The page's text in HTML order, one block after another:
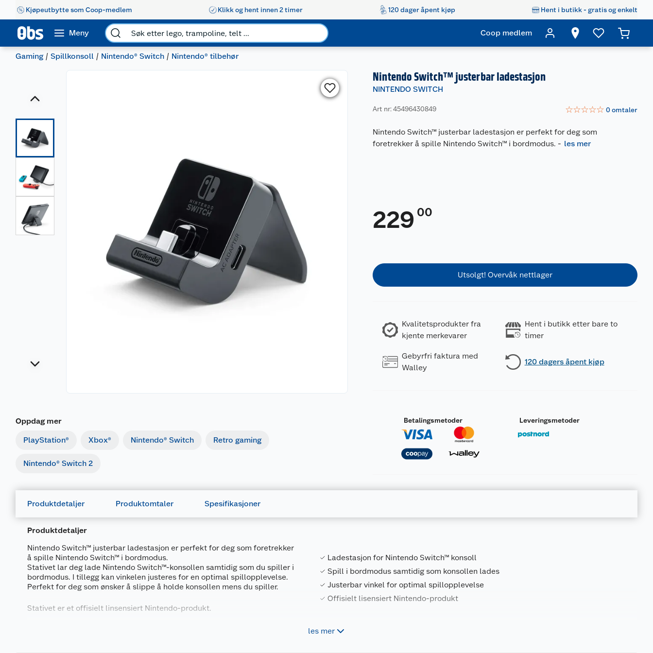
Kjøpeutbytte som Coop-medlem Klikk og hent innen 2 timer 120 dager åpent kjøp Hent i butikk - gratis og enkelt
Meny Coop medlem
Gaming Spillkonsoll Nintendo® Switch Nintendo® tilbehør
Oppdag mer
PlayStation® Xbox® Nintendo® Switch Retro gaming
Nintendo® Switch 2
Nintendo Switch™ justerbar ladestasjon
NINTENDO SWITCH
Art nr: 45496430849 ☆☆☆☆☆ 0omtaler
Nintendo Switch™ justerbar ladestasjon er perfekt for deg som
foretrekker å spille Nintendo Switch™ i bordmodus. - les mer
229 00
Utsolgt! Overvåk nettlager
Kvalitetsprodukter fra
kjente merkevarer
Hent i butikk etter bare to
timer
Gebyrfri faktura med
Walley
120 dagers åpent kjøp
Betalingsmetoder Leveringsmetoder
Produktdetaljer Produktomtaler Spesifikasjoner
Produktdetaljer
Nintendo Switch™ justerbar ladestasjon er perfekt for deg som foretrekker
å spille Nintendo Switch™ i bordmodus.
Stativet lar deg lade Nintendo Switch™-konsollen samtidig som du spiller i
bordmodus. I tillegg kan vinkelen justeres for en optimal spillopplevelse.
Perfekt for deg som ønsker å slippe å holde konsollen mens du spiller.
Stativet er et offisielt linsensiert Nintendo-produkt.
Ladestasjon for Nintendo Switch™ konsoll
Spill i bordmodus samtidig som konsollen lades
Justerbar vinkel for optimal spillopplevelse
Offisielt lisensiert Nintendo-produkt
les mer